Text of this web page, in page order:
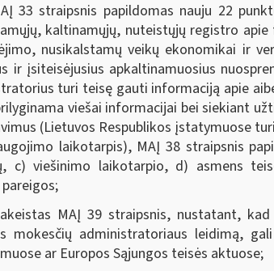
straipsnis papildomas nauju 22
kaltinamųjų, nuteistųjų registro
nusikalstamų veikų ekonomikai ir
ir įsiteisėjusius apkaltinamuosius
turi teisę gauti informaciją
viešai informacijai bei siekiant
(Lietuvos Respublikos įstatymuose
laikotarpis), MAĮ 38 straipsnis
c) viešinimo laikotarpio, d) asmens
MAĮ 39 straipsnis, nustatant, kad
mokesčių administratoriaus leidimą,
ar Europos Sąjungos teisės aktuose;